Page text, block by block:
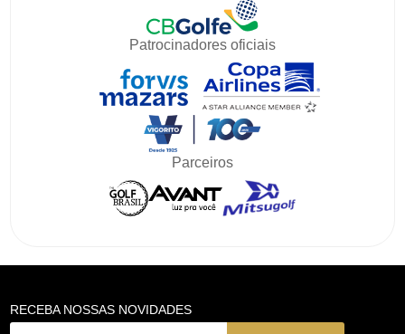
Patrocinadores oficiais
Parceiros
RECEBA NOSSAS NOVIDADES